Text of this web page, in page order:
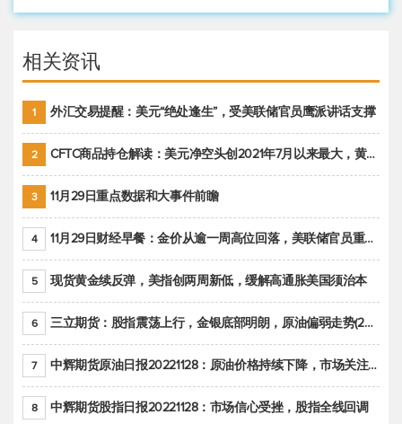
相关资讯
1 外汇交易提醒：美元“绝处逢生”，受美联储官员鹰派讲话支撑
2 CFTC商品持仓解读：美元净空头创2021年7月以来最大，黄金期货投机性净多头头寸减少
3 11月29日重点数据和大事件前瞻
4 11月29日财经早餐：金价从逾一周高位回落，美联储官员重申鹰派立场推动美元回升
5 现货黄金续反弹，美指创两周新低，缓解高通胀美国须治本
6 三立期货：股指震荡上行，金银底部明朗，原油偏弱走势(20221128收评)
7 中辉期货原油日报20221128：原油价格持续下降，市场关注OPEC+新一轮产能政策
8 中辉期货股指日报20221128：市场信心受挫，股指全线回调